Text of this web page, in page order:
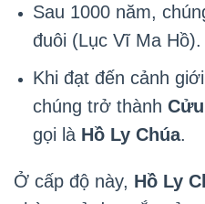
Sau 1000 năm,
đuôi (Lục Vĩ Ma Hồ).
Khi đạt đến cảnh
chúng trở thành
gọi là Hồ Ly Chúa.
Ở cấp độ này, Hồ Ly